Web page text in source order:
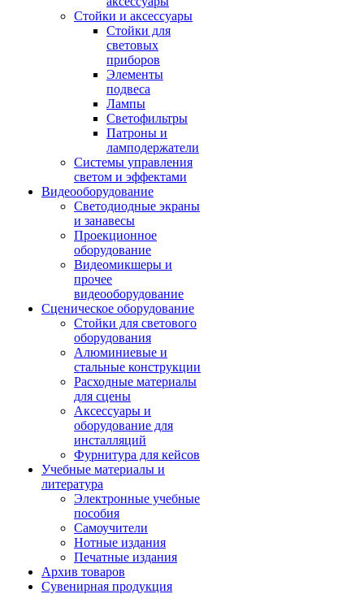
Стойки и аксессуары
Стойки для
световых
приборов
Элементы
подвеса
Лампы
Светофильтры
Патроны и
ламподержатели
Системы управления
светом и эффектами
Видеооборудование
Светодиодные экраны
и занавесы
Проекционное
оборудование
Видеомикшеры и
прочее
видеооборудование
Сценическое оборудование
Стойки для светового
оборудования
Алюминиевые и
стальные конструкции
Расходные материалы
для сцены
Аксессуары и
оборудование для
инсталляций
Фурнитура для кейсов
Учебные материалы и
литература
Электронные учебные
пособия
Самоучители
Нотные издания
Печатные издания
Архив товаров
Сувенирная продукция